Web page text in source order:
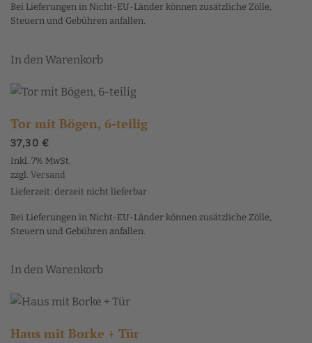
Bei Lieferungen in Nicht-EU-Länder können zusätzliche Zölle,
Steuern und Gebühren anfallen.
In den Warenkorb
Tor mit Bögen, 6-teilig
37,30 €
Inkl. 7% MwSt.
zzgl. Versand
Lieferzeit: derzeit nicht lieferbar
Bei Lieferungen in Nicht-EU-Länder können zusätzliche Zölle,
Steuern und Gebühren anfallen.
In den Warenkorb
Haus mit Borke + Tür